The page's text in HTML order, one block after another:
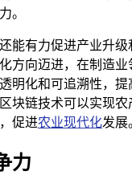
。
能有力促进产业升
方向迈进，在制造
明化和可追溯性，
块链技术可以实现
促进农业现代化发展
力